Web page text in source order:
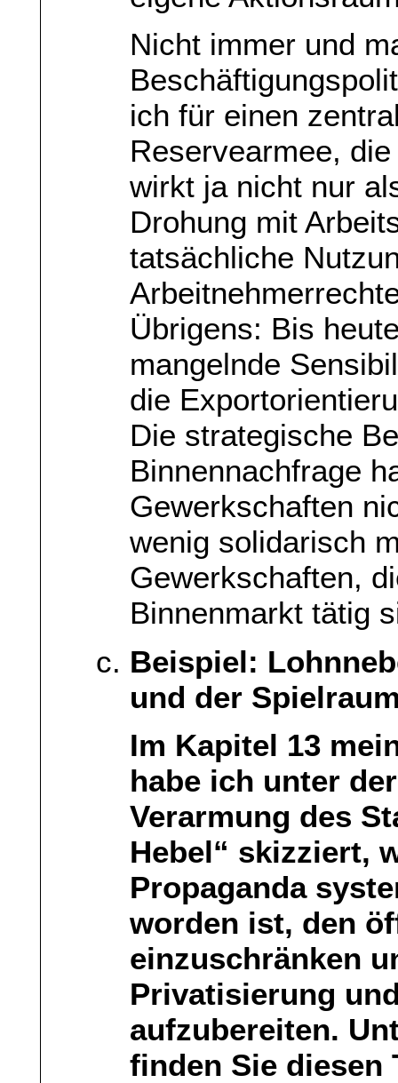
Nicht immer und
ich für einen
Reservearmee,
wirkt ja nicht nur
Drohung mit
tatsächliche
Übrigens: Bis
mangelnde
die
Die strategische
Binnennachfrage
Gewerkschaften
wenig solidarisch
Gewerkschaften,
Binnenmarkt tätig
Beispiel:
und der
Im Kapitel 13
habe ich unter
Verarmung des
Hebel“ skizziert,
Propaganda
worden ist, den
einzuschränken
Privatisierung
aufzubereiten.
finden Sie diesen